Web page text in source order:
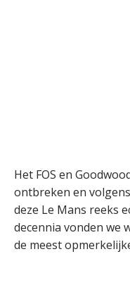
Het FOS en
ontbreken en
deze Le Mans reeks
decennia vonden we
de meest